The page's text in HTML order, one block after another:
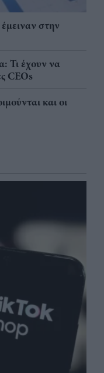
στην
Τι έχουν να
CEOs
και οι